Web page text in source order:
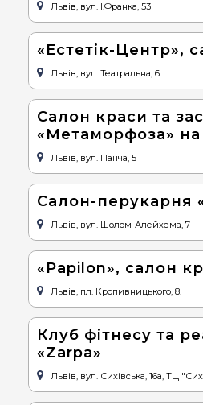
Львів, вул. І.Франка, 53
«Естетік-Центр»,
Львів, вул. Театральна, 6
Салон краси та
«Метаморфоза»
Львів, вул. Панча, 5
Салон-перукарня
Львів, вул. Шолом-Алейхема, 7
«Papilon», салон
Львів, пл. Кропивницького, 8.
Клуб фітнесу та
«Zarpa»
Львів, вул. Сихівська, 16a, ТЦ